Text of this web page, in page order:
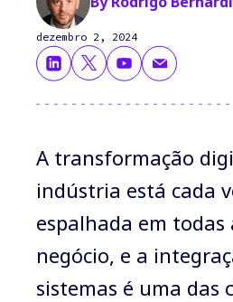
dezembro 2, 2024
A transformação
indústria está cada
espalhada em todas
negócio, e a
sistemas é uma das